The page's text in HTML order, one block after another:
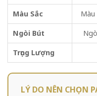
Màu Sắc Màu
Ngòi Bút
Trọng Lượng
LÝ DO NÊN CHỌN